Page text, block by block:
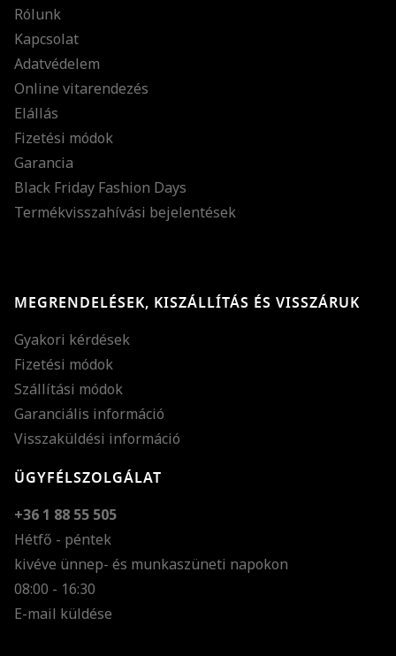
Rólunk
Kapcsolat
Adatvédelem
Online vitarendezés
Elállás
Fizetési módok
Garancia
Black Friday Fashion Days
Termékvisszahívási bejelentések
MEGRENDELÉSEK, KISZÁLLÍTÁS ÉS VISSZÁRUK
Gyakori kérdések
Fizetési módok
Szállítási módok
Garanciális információ
Visszaküldési információ
ÜGYFÉLSZOLGÁLAT
+36 1 88 55 505
Hétfő - péntek
kivéve ünnep- és munkaszüneti napokon
08:00 - 16:30
E-mail küldése